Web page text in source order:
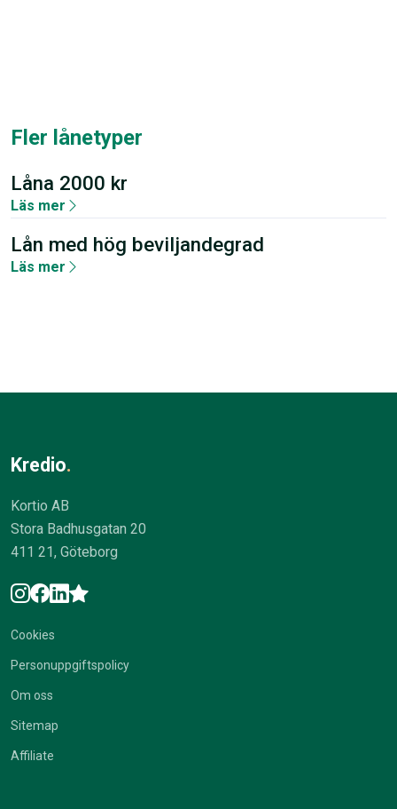
Fler lånetyper
Låna 2000 kr
Läs mer
Lån med hög beviljandegrad
Läs mer
Kredio.
Kortio AB
Stora Badhusgatan 20
411 21, Göteborg
Cookies
Personuppgiftspolicy
Om oss
Sitemap
Affiliate